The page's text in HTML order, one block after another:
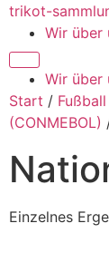
Zum
Inhalt
springen
trikot-
Wir über
Wir über
Start /
(CONMEBOL)
Einzelnes